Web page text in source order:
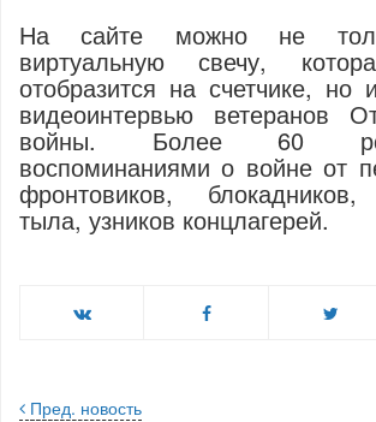
На сайте можно не
виртуальную свечу,
отобразится на счетчике, но
видеоинтервью ветеранов
войны. Более 60
воспоминаниями о войне от
фронтовиков, блокадников,
тыла, узников концлагерей.
Пред. новость